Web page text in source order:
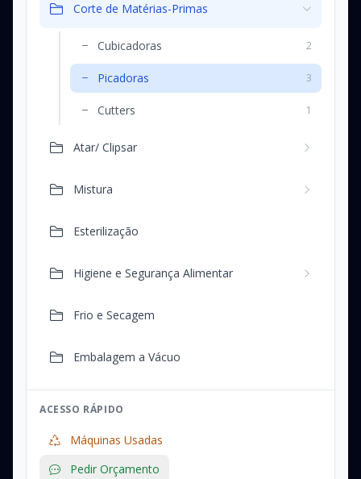
Corte de Matérias-Primas
Cubicadoras 2
Picadoras 3
Cutters 1
Atar/ Clipsar
Mistura
Esterilização
Higiene e Segurança Alimentar
Frio e Secagem
Embalagem a Vácuo
ACESSO RÁPIDO
Máquinas Usadas
Pedir Orçamento